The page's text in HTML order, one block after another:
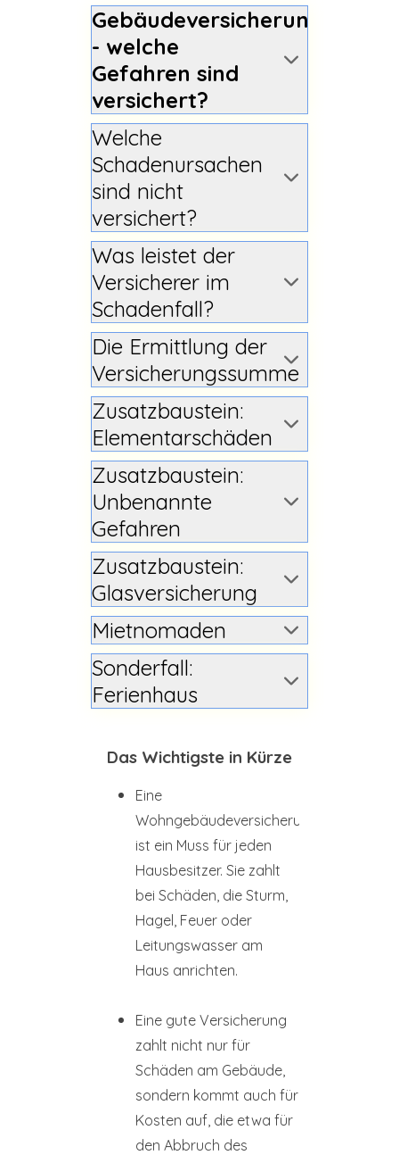
Gebäudeversicherung
- welche
Gefahren sind
versichert?
Welche
Schadenursachen
sind nicht
versichert?
Was leistet der
Versicherer im
Schadenfall?
Die Ermittlung der
Versicherungssumme
Zusatzbaustein:
Elementarschäden
Zusatzbaustein:
Unbenannte
Gefahren
Zusatzbaustein:
Glasversicherung
Mietnomaden
Sonderfall:
Ferienhaus
Das Wichtigste in Kürze
Eine
Wohngebäudeversicherung
ist ein Muss für jeden
Hausbesitzer. Sie zahlt
bei Schäden, die Sturm,
Hagel, Feuer oder
Leitungswasser am
Haus anrichten.
Eine gute Versicherung
zahlt nicht nur für
Schäden am Gebäude,
sondern kommt auch für
Kosten auf, die etwa für
den Abbruch des